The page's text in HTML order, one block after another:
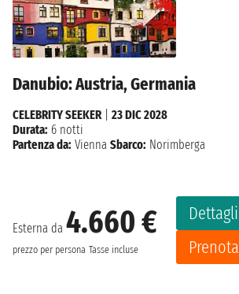
Danubio: Austria, Germania
Esterna da 4.660 €
prezzo per persona Tasse incluse
Dettagli
Prenota
CELEBRITY SEEKER
23 DIC 2028
Durata: 6 notti
Partenza da: Vienna Sbarco: Norimberga